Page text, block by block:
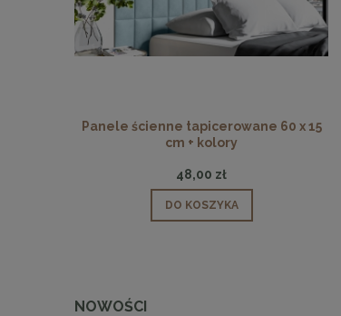
Panele ścienne tapicerowane 60 x 15
cm + kolory
48,00 zł
DO KOSZYKA
NOWOŚCI